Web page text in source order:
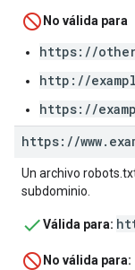
No válida para
https://
http://
https://
https: //www.
Un archivo
subdominio.
Válida para:
No válida para: